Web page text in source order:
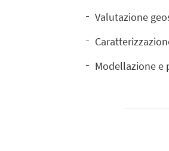
Valutazione
Modellazione e